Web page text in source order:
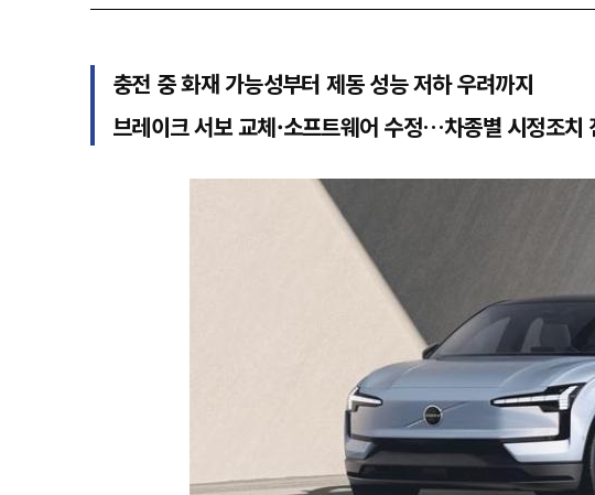
충전 중 화재 가능성부터 제동 성능 저하 우려까지
브레이크 서보 교체·소프트웨어 수정…차종별 시정조치